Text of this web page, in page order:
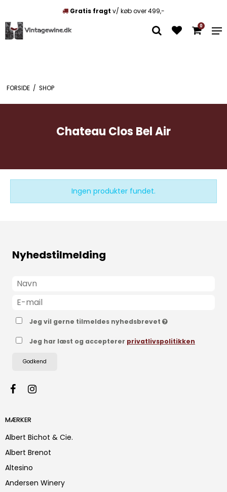
Gratis fragt v/ køb over 499,-
0
FORSIDE / SHOP
Chateau Clos Bel Air
Ingen produkter fundet.
Nyhedstilmelding
Jeg vil gerne tilmeldes nyhedsbrevet
Jeg har læst og accepterer privatlivspolitikken
Godkend
MÆRKER
Albert Bichot & Cie.
Albert Brenot
Altesino
Andersen Winery